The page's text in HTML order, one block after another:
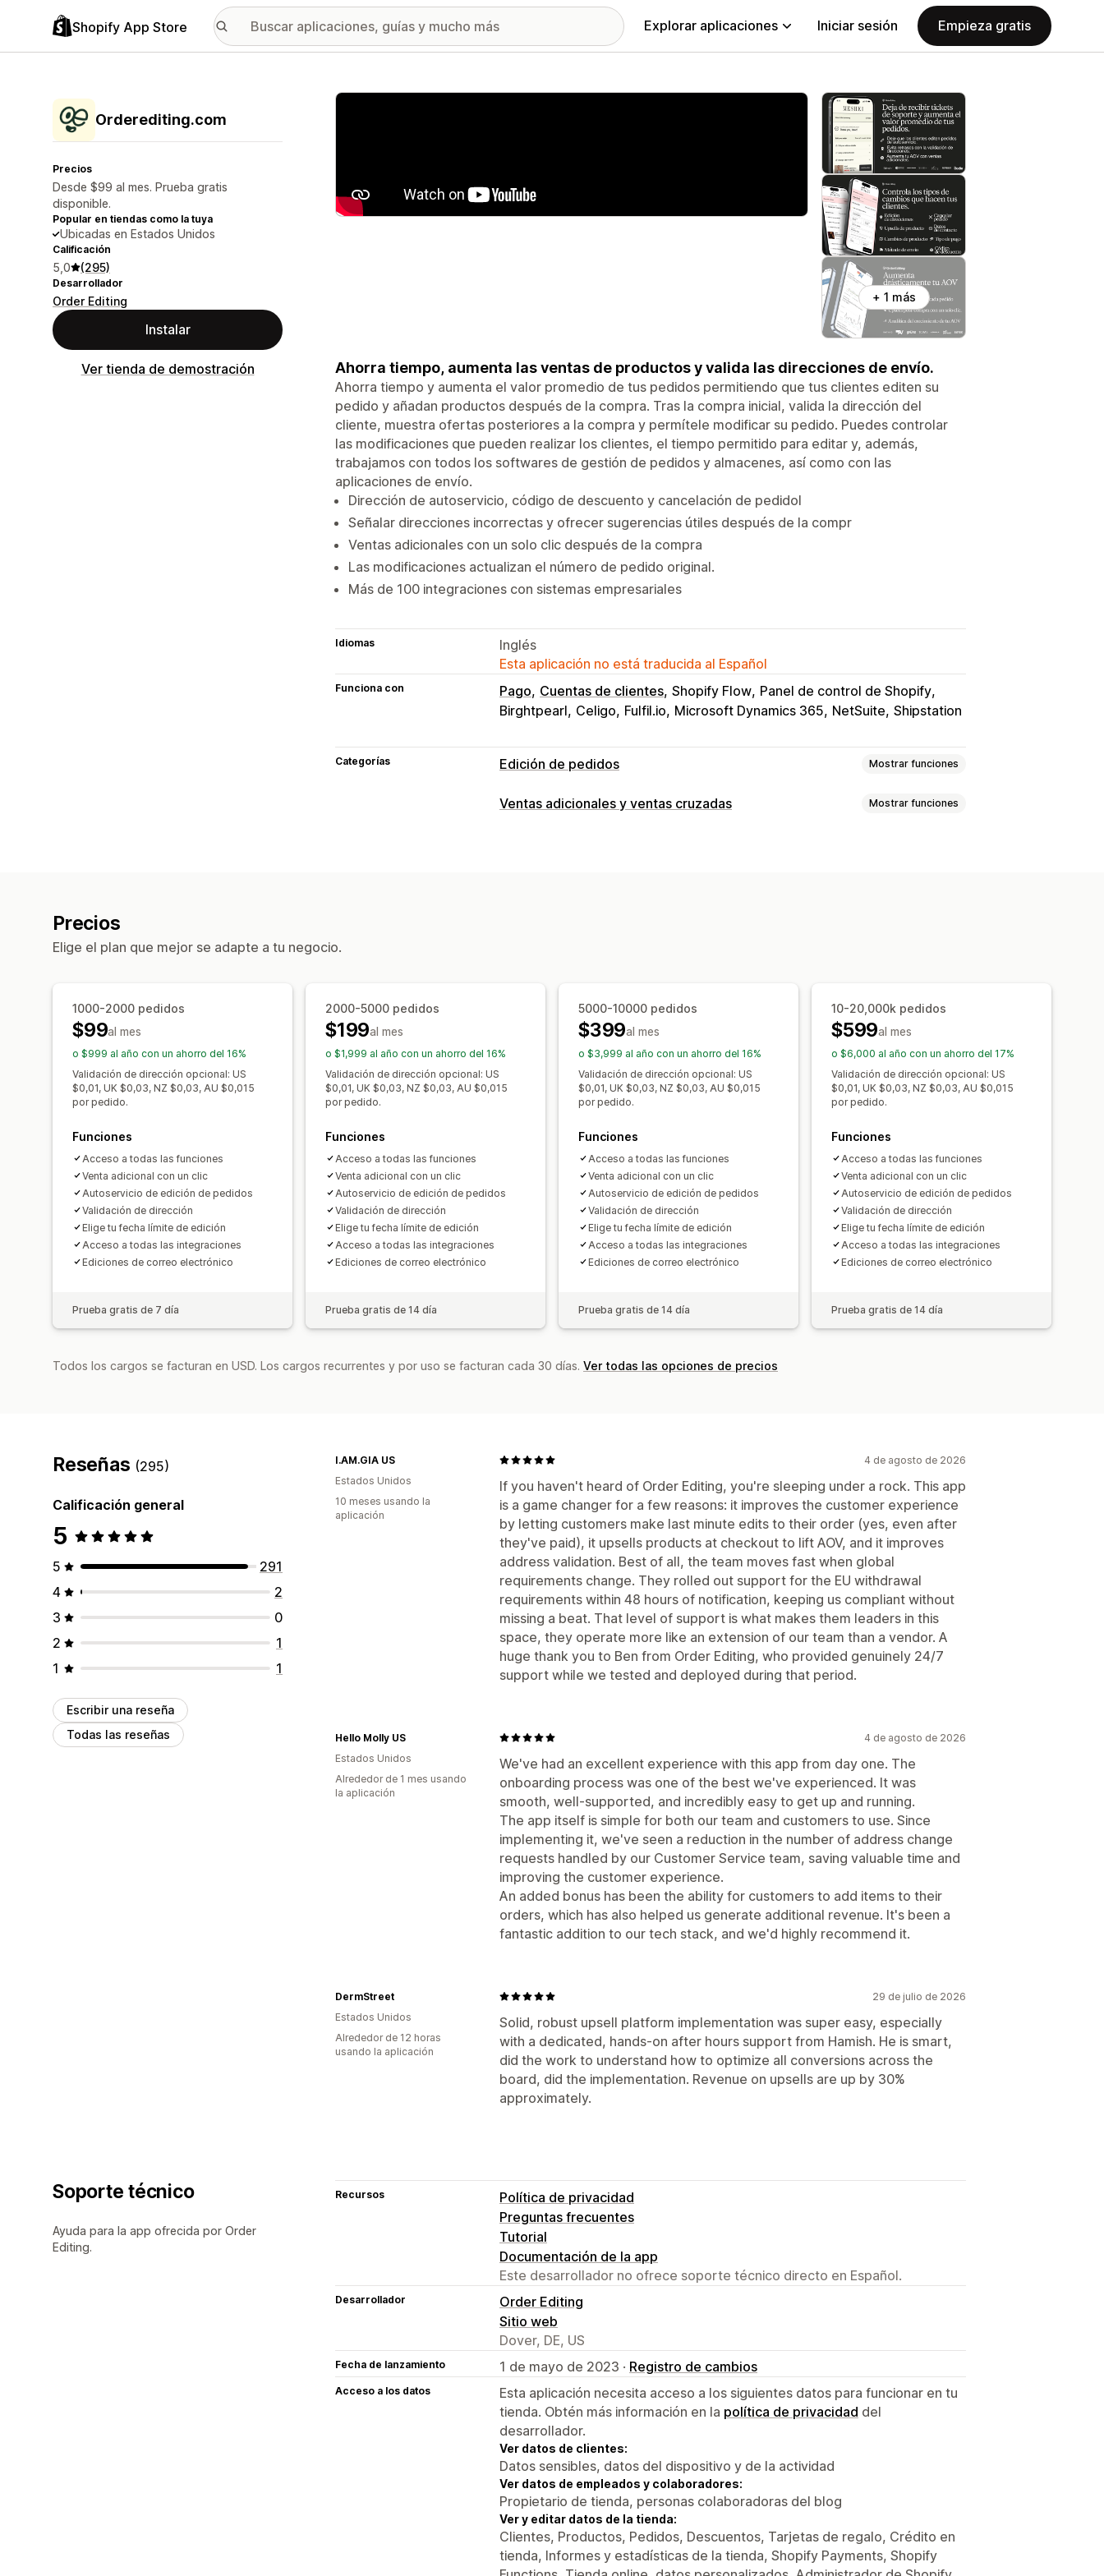
Shopify App Store Explorar aplicaciones Iniciar sesión Empieza gratis
Orderediting.com
Precios
Desde $99 al mes. Prueba gratis
disponible.
Popular en tiendas como la tuya
Ubicadas en Estados Unidos
Calificación
5,0 (295)
Desarrollador
Order Editing
Instalar
Ver tienda de demostración
Galería de imágenes destacadas
+ 1 más
Ahorra tiempo, aumenta las ventas de productos y valida las direcciones de envío.
Ahorra tiempo y aumenta el valor promedio de tus pedidos permitiendo que tus clientes editen su
pedido y añadan productos después de la compra. Tras la compra inicial, valida la dirección del
cliente, muestra ofertas posteriores a la compra y permítele modificar su pedido. Puedes controlar
las modificaciones que pueden realizar los clientes, el tiempo permitido para editar y, además,
trabajamos con todos los softwares de gestión de pedidos y almacenes, así como con las
aplicaciones de envío.
Dirección de autoservicio, código de descuento y cancelación de pedidol
Señalar direcciones incorrectas y ofrecer sugerencias útiles después de la compr
Ventas adicionales con un solo clic después de la compra
Las modificaciones actualizan el número de pedido original.
Más de 100 integraciones con sistemas empresariales
Idiomas
Inglés
Esta aplicación no está traducida al Español
Funciona con Pago Cuentas de clientes Shopify Flow Panel de control de Shopify
Birghtpearl Celigo Fulfil.io Microsoft Dynamics 365 NetSuite Shipstation
Categorías Edición de pedidos Mostrar funciones
Actualizaciones de pedidos
Ventas adicionales y ventas cruzadas Mostrar funciones
Garantías
Regalos gratis
Complementos de productos
Recomendaciones de productos
Compras conjuntas frecuentes
Paquetes
Descuentos por cantidad Descuentos por volumen
Descuentos por niveles Recomendaciones de IA
Mejora de suscripción
Procesamiento prioritario
Sugerencias de optimización Rendimiento del embudo
Precios
Elige el plan que mejor se adapte a tu negocio.
1000-2000 pedidos
$99al mes
o $999 al año con un ahorro del 16%
Validación de dirección opcional: US
$0,01, UK $0,03, NZ $0,03, AU $0,015
por pedido.
Funciones
Acceso a todas las funciones
Venta adicional con un clic
Autoservicio de edición de pedidos
Validación de dirección
Elige tu fecha límite de edición
Acceso a todas las integraciones
Ediciones de correo electrónico
Prueba gratis de 7 día
2000-5000 pedidos
$199al mes
o $1,999 al año con un ahorro del 16%
Validación de dirección opcional: US
$0,01, UK $0,03, NZ $0,03, AU $0,015
por pedido.
Funciones
Acceso a todas las funciones
Venta adicional con un clic
Autoservicio de edición de pedidos
Validación de dirección
Elige tu fecha límite de edición
Acceso a todas las integraciones
Ediciones de correo electrónico
Prueba gratis de 14 día
5000-10000 pedidos
$399al mes
o $3,999 al año con un ahorro del 16%
Validación de dirección opcional: US
$0,01, UK $0,03, NZ $0,03, AU $0,015
por pedido.
Funciones
Acceso a todas las funciones
Venta adicional con un clic
Autoservicio de edición de pedidos
Validación de dirección
Elige tu fecha límite de edición
Acceso a todas las integraciones
Ediciones de correo electrónico
Prueba gratis de 14 día
10-20,000k pedidos
$599al mes
o $6,000 al año con un ahorro del 17%
Validación de dirección opcional: US
$0,01, UK $0,03, NZ $0,03, AU $0,015
por pedido.
Funciones
Acceso a todas las funciones
Venta adicional con un clic
Autoservicio de edición de pedidos
Validación de dirección
Elige tu fecha límite de edición
Acceso a todas las integraciones
Ediciones de correo electrónico
Prueba gratis de 14 día
Todos los cargos se facturan en USD. Los cargos recurrentes y por uso se facturan cada 30 días. Ver todas las opciones de precios
Reseñas (295)
Calificación general
5
5
291
4
2
3
0
2
1
1
1
Escribir una reseña
Todas las reseñas
4 de agosto de 2026
If you haven't heard of Order Editing, you're sleeping under a rock. This app
is a game changer for a few reasons: it improves the customer experience
by letting customers make last minute edits to their order (yes, even after
they've paid), it upsells products at checkout to lift AOV, and it improves
address validation. Best of all, the team moves fast when global
requirements change. They rolled out support for the EU withdrawal
requirements within 48 hours of notification, keeping us compliant without
missing a beat. That level of support is what makes them leaders in this
space, they operate more like an extension of our team than a vendor. A
huge thank you to Ben from Order Editing, who provided genuinely 24/7
support while we tested and deployed during that period.
I.AM.GIA US
Estados Unidos
10 meses usando la
aplicación
4 de agosto de 2026
We've had an excellent experience with this app from day one. The
onboarding process was one of the best we've experienced. It was
smooth, well-supported, and incredibly easy to get up and running.
The app itself is simple for both our team and customers to use. Since
implementing it, we've seen a reduction in the number of address change
requests handled by our Customer Service team, saving valuable time and
improving the customer experience.
An added bonus has been the ability for customers to add items to their
orders, which has also helped us generate additional revenue. It's been a
fantastic addition to our tech stack, and we'd highly recommend it.
Hello Molly US
Estados Unidos
Alrededor de 1 mes usando
la aplicación
29 de julio de 2026
Solid, robust upsell platform implementation was super easy, especially
with a dedicated, hands-on after hours support from Hamish. He is smart,
did the work to understand how to optimize all conversions across the
board, did the implementation. Revenue on upsells are up by 30%
approximately.
DermStreet
Estados Unidos
Alrededor de 12 horas
usando la aplicación
Soporte técnico
Ayuda para la app ofrecida por Order
Editing.
Recursos
Política de privacidad
Preguntas frecuentes
Tutorial
Documentación de la app
Este desarrollador no ofrece soporte técnico directo en Español.
Desarrollador
Order Editing
Sitio web
Dover, DE, US
Fecha de lanzamiento 1 de mayo de 2023 · Registro de cambios
Acceso a los datos
Esta aplicación necesita acceso a los siguientes datos para funcionar en tu
tienda. Obtén más información en la política de privacidad del
desarrollador.
Ver datos de clientes:
Datos sensibles, datos del dispositivo y de la actividad
Ver datos de empleados y colaboradores:
Propietario de tienda, personas colaboradoras del blog
Ver y editar datos de la tienda:
Clientes, Productos, Pedidos, Descuentos, Tarjetas de regalo, Crédito en
tienda, Informes y estadísticas de la tienda, Shopify Payments, Shopify